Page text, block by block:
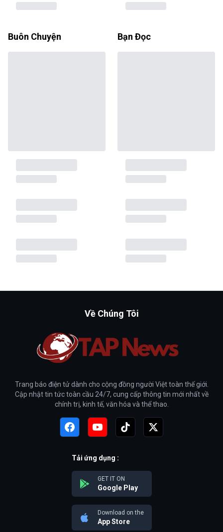
Buôn Chuyện Bạn Đọc
Về Chúng Tôi
Trang báo điện tử dành cho cộng đồng người Việt toàn thế giới.
Cập nhật tin tức toàn cầu 24/7, cung cấp thông tin mới nhất về
chính trị, kinh tế, văn hóa và thể thao.
Tải ứng dụng :
GET IT ON
Google Play
Download on the
App Store